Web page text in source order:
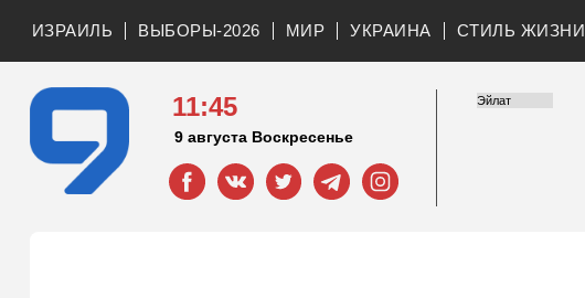
ИЗРАИЛЬ ВЫБОРЫ-2026 МИР УКРАИНА СТИЛЬ ЖИЗНИ
11:45
9 августа Воскресенье